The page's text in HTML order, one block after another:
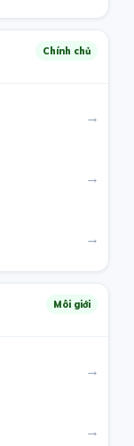
Chính chủ
→
→
→
Môi giới
→
→